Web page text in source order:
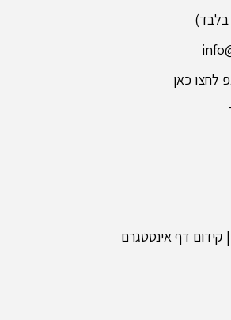
קידום דף אינסטגרם
בלבד)
לחצו כאן